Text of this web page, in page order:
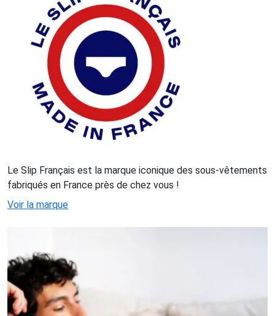
Le Slip Français est la marque iconique des sous-vêtements
fabriqués en France près de chez vous !
Voir la marque